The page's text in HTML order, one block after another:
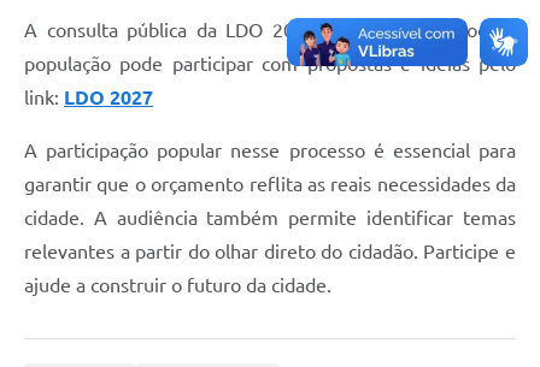
A consulta pública da LDO 2027 está aberta, e toda a
população pode participar com propostas e ideias pelo
link: LDO 2027
A participação popular nesse processo é essencial para
garantir que o orçamento reflita as reais necessidades da
cidade. A audiência também permite identificar temas
relevantes a partir do olhar direto do cidadão. Participe e
ajude a construir o futuro da cidade.